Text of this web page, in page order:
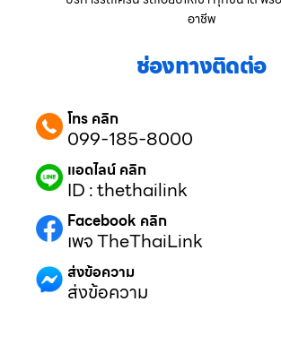
อาชีพ
ช่องทางติดต่อ
โทร คลิก
099-185-8000
แอดไลน์ คลิก
ID : thethailink
Facebook คลิก
เพจ TheThaiLink
ส่งข้อความ
ส่งข้อความ